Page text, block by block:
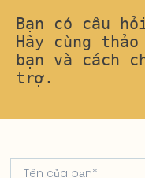
Bạn có câu
Hãy cùng
bạn và cách
trợ.